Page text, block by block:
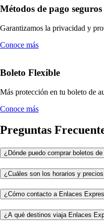
Métodos de pago seguros
Garantizamos la privacidad y
Conoce más
Boleto Flexible
Más protección en tu boleto de
Conoce más
Preguntas
¿Dónde puedo comprar boletos
¿Cuáles son los horarios y
¿Cómo contacto a Enlaces
¿A qué destinos viaja Enlaces